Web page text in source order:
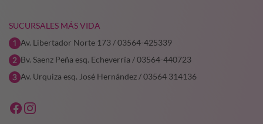
SUCURSALES MÁS VIDA
Av. Libertador Norte 173 / 03564-425339
Bv. Saenz Peña esq. Echeverría / 03564-440723
Av. Urquiza esq. José Hernández / 03564 314136